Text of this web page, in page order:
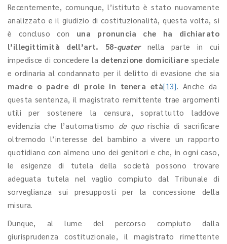
Recentemente, comunque, l’istituto è stato nuovamente
analizzato e il giudizio di costituzionalità, questa volta, si
è concluso con una pronuncia che ha dichiarato
l’illegittimità dell’art. 58-quater
nella parte in cui
impedisce di concedere la detenzione domiciliare speciale
e ordinaria al condannato per il delitto di evasione che sia
madre o padre di prole in tenera età[13]. Anche da
questa sentenza, il magistrato remittente trae argomenti
utili per sostenere la censura, soprattutto laddove
evidenzia che l’automatismo de quorischia di sacrificare
oltremodo l’interesse del bambino a vivere un rapporto
quotidiano con almeno uno dei genitori e che, in ogni caso,
le esigenze di tutela della società possono trovare
adeguata tutela nel vaglio compiuto dal Tribunale di
sorveglianza sui presupposti per la concessione della
misura.
Dunque, al lume del percorso compiuto dalla
giurisprudenza costituzionale, il magistrato rimettente